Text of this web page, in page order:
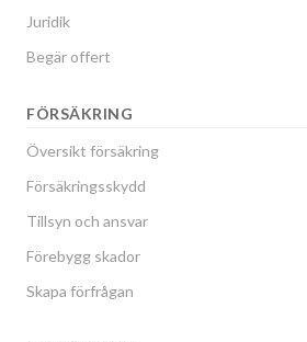
Juridik
Begär offert
FÖRSÄKRING
Översikt försäkring
Försäkringsskydd
Tillsyn och ansvar
Förebygg skador
Skapa förfrågan